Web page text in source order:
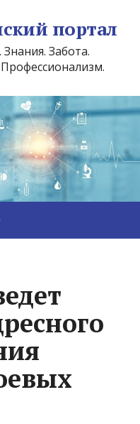
портал
Забота.